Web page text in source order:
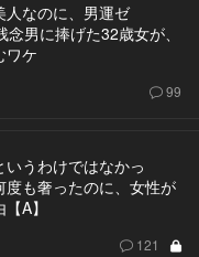
人なのに、男運ゼ
男に捧げた32歳女が、
ワケ
99
いうわけではなかっ
も奢ったのに、女性が
A】
121